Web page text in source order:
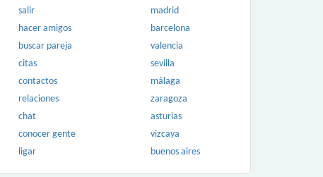
salir
hacer amigos
buscar pareja
citas
contactos
relaciones
chat
conocer gente
ligar
madrid
barcelona
valencia
sevilla
málaga
zaragoza
asturias
vizcaya
buenos aires